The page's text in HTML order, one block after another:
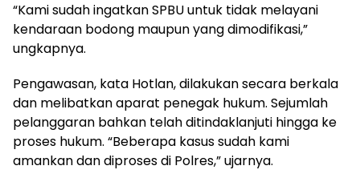
“Kami sudah ingatkan SPBU untuk tidak melayani
kendaraan bodong maupun yang dimodifikasi,”
ungkapnya.
Pengawasan, kata Hotlan, dilakukan secara berkala
dan melibatkan aparat penegak hukum. Sejumlah
pelanggaran bahkan telah ditindaklanjuti hingga ke
proses hukum. “Beberapa kasus sudah kami
amankan dan diproses di Polres,” ujarnya.